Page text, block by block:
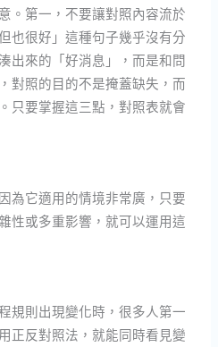
。第一，不要讓對照內容流於
也很好」這種句子幾乎沒有分
出來的「好消息」，而是和問
對照的目的不是掩蓋缺失，而
只要掌握這三點，對照表就會
為它適用的情境非常廣，只要
性或多重影響，就可以運用這
規則出現變化時，很多人第一
正反對照法，就能同時看見變